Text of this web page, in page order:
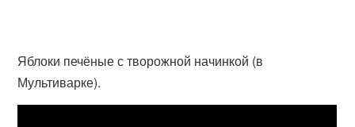
Яблоки печёные с творожной начинкой (в
Мультиварке).